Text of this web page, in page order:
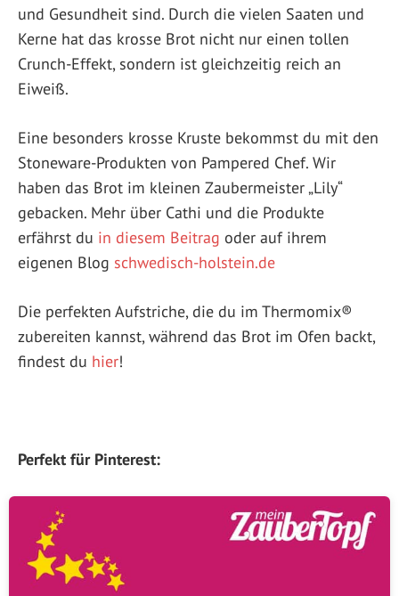
und Gesundheit sind. Durch die vielen Saaten und
Kerne hat das krosse Brot nicht nur einen tollen
Crunch-Effekt, sondern ist gleichzeitig reich an
Eiweiß.
Eine besonders krosse Kruste bekommst du mit den
Stoneware-Produkten von Pampered Chef. Wir
haben das Brot im kleinen Zaubermeister „Lily“
gebacken. Mehr über Cathi und die Produkte
erfährst du in diesem Beitrag oder auf ihrem
eigenen Blog schwedisch-holstein.de
Die perfekten Aufstriche, die du im Thermomix®
zubereiten kannst, während das Brot im Ofen backt,
findest du hier!
Perfekt für Pinterest: